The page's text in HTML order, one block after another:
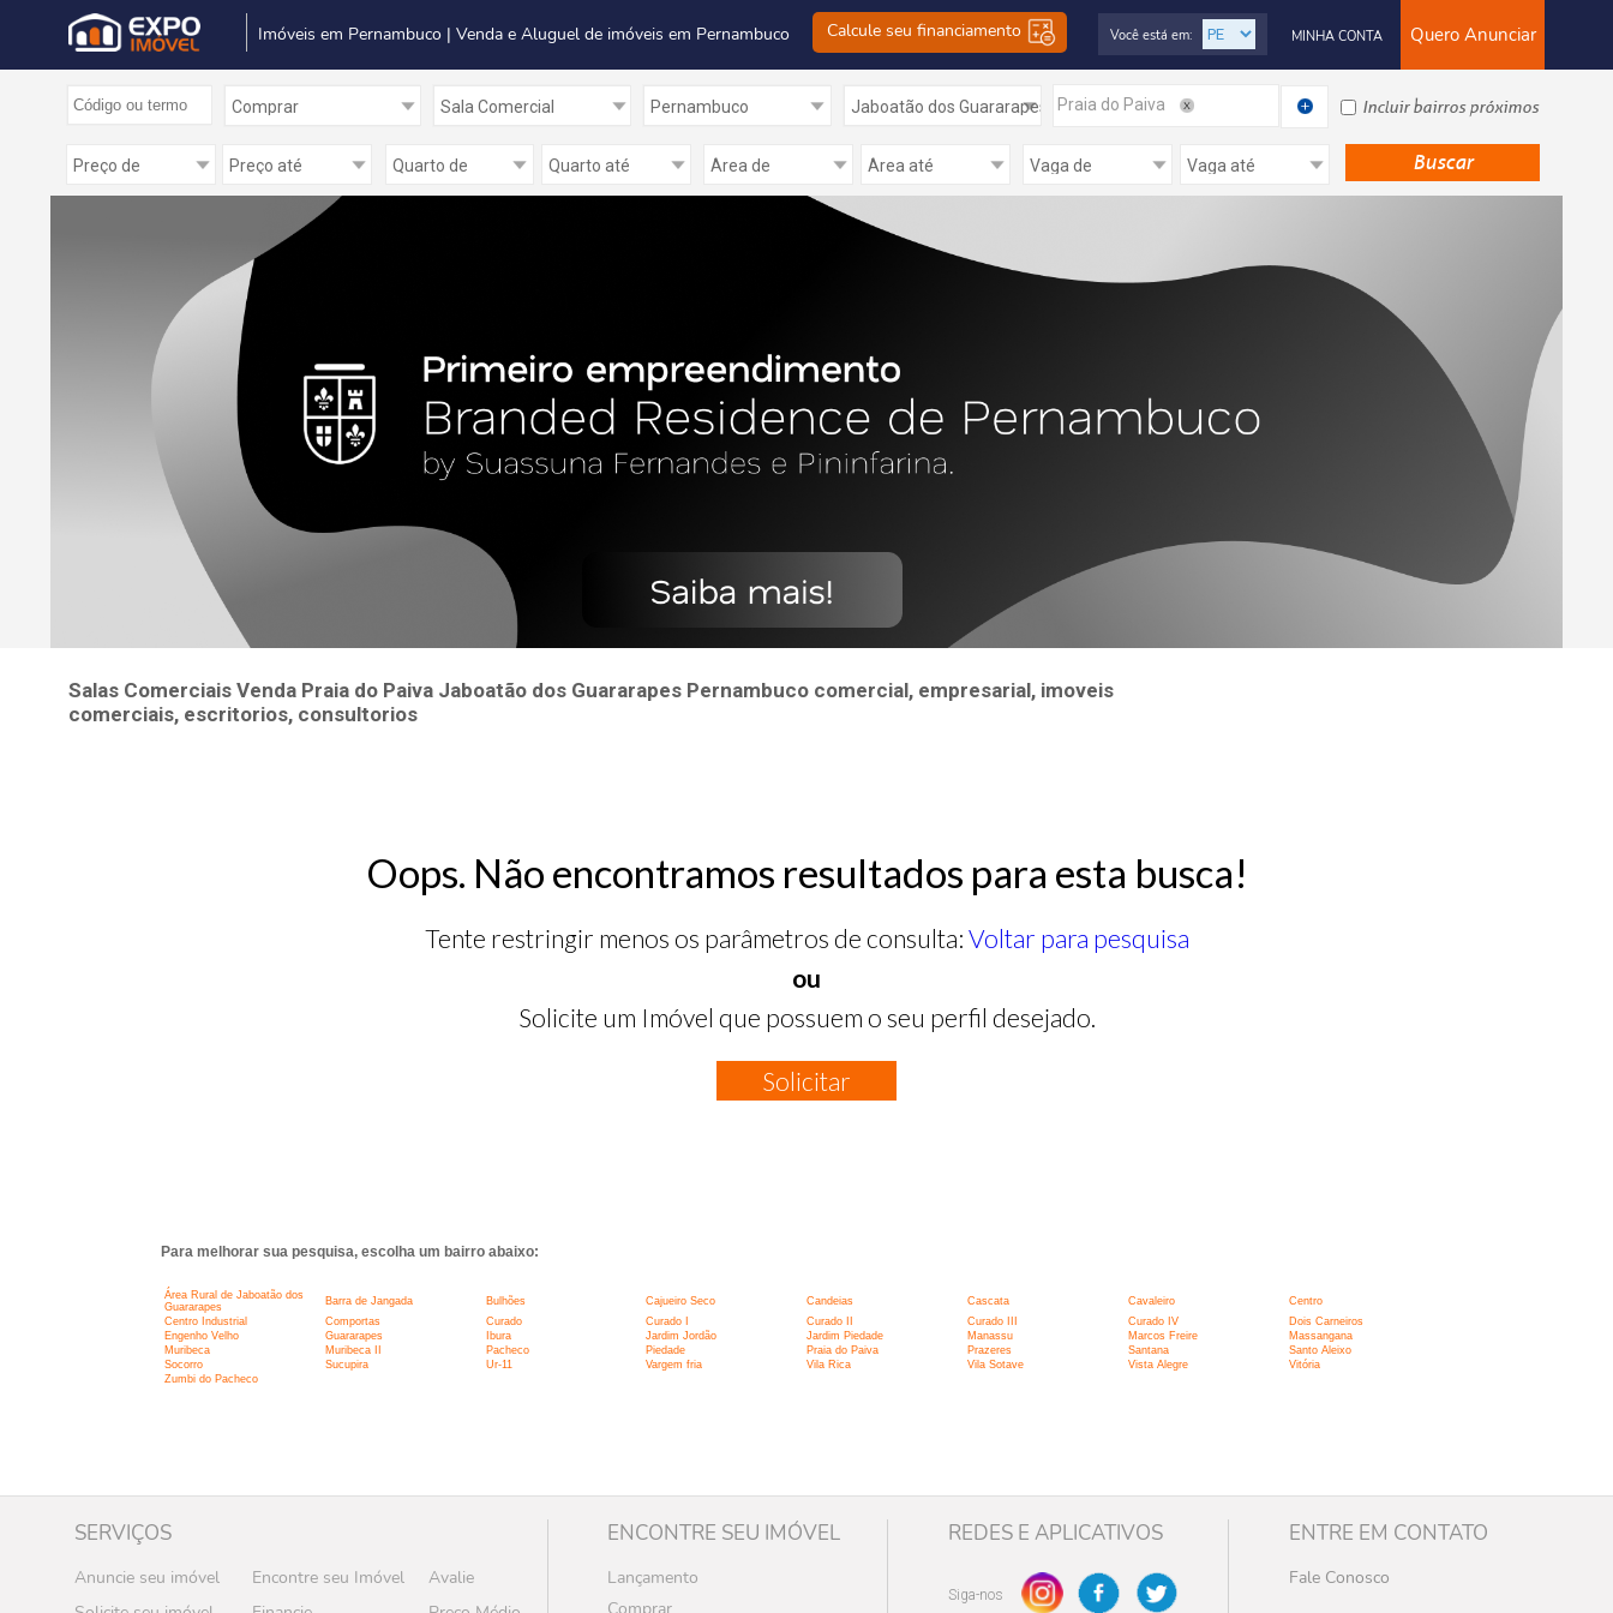
Imóveis em Pernambuco | Venda e Aluguel de imóveis em Pernambuco Calcule seu financiamento Quero Anunciar
MINHA CONTA
Você está em:
Praia do Paiva Incluir bairros próximos
Salas Comerciais Venda Praia do Paiva Jaboatão dos Guararapes Pernambuco comercial, empresarial, imoveis
comerciais, escritorios, consultorios
Oops. Não encontramos resultados para esta busca!
Tente restringir menos os parâmetros de consulta: Voltar para pesquisa
ou
Solicite um Imóvel que possuem o seu perfil desejado.
Solicitar
Para melhorar sua pesquisa, escolha um bairro abaixo:
Área Rural de Jaboatão dos
Guararapes
Barra de Jangada Bulhões Cajueiro Seco Candeias Cascata Cavaleiro
Centro
Centro Industrial
Comportas Curado Curado I Curado II Curado III Curado IV
Dois Carneiros
Engenho Velho
Guararapes Ibura Jardim Jordão Jardim Piedade Manassu Marcos Freire
Massangana
Muribeca
Muribeca II Pacheco Piedade Praia do Paiva Prazeres Santana
Santo Aleixo
Socorro
Sucupira Ur-11 Vargem fria Vila Rica Vila Sotave Vista Alegre
Vitória
Zumbi do Pacheco
SERVIÇOS
Anuncie seu imóvel Encontre seu Imóvel
Avalie
ENCONTRE SEU IMÓVEL
Lançamento
REDES E APLICATIVOS
Siga-nos
ENTRE EM CONTATO
Fale Conosco